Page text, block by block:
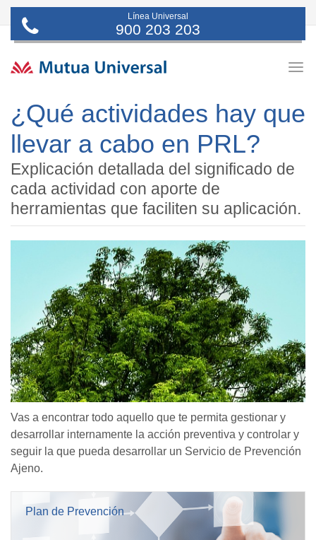
Línea Universal
900 203 203
¿Qué actividades hay que
llevar a cabo en PRL?
Explicación detallada del significado de
cada actividad con aporte de
herramientas que faciliten su aplicación.
Vas a encontrar todo aquello que te permita gestionar y
desarrollar internamente la acción preventiva y controlar y
seguir la que pueda desarrollar un Servicio de Prevención
Ajeno.
Plan de Prevención